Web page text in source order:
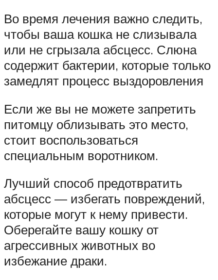
Во время лечения важно следить,
чтобы ваша кошка не слизывала
или не сгрызала абсцесс. Слюна
содержит бактерии, которые только
замедлят процесс выздоровления
Если же вы не можете запретить
питомцу облизывать это место,
стоит воспользоваться
специальным воротником.
Лучший способ предотвратить
абсцесс — избегать повреждений,
которые могут к нему привести.
Оберегайте вашу кошку от
агрессивных животных во
избежание драки.